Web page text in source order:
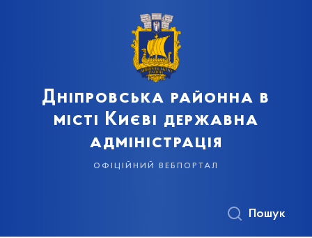
Дніпровська районна в
місті Києві державна
адміністрація
офіційний вебпортал
Пошук